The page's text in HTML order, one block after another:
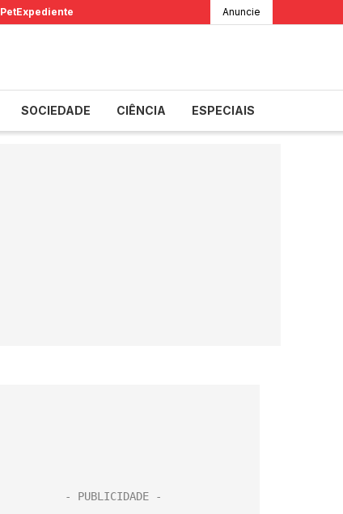
PetExpediente Anuncie
SOCIEDADE CIÊNCIA ESPECIAIS